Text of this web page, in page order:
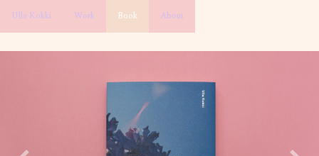
Ulla Kokki Work Book About